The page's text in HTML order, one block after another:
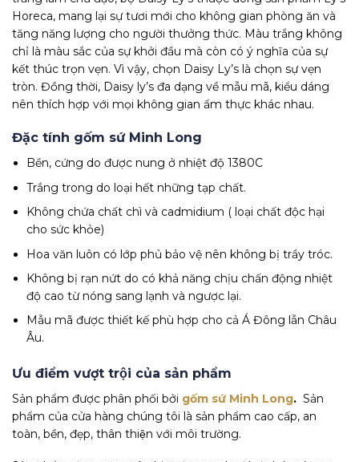
Horeca, mang lại sự tươi mới cho không gian phòng ăn và
tăng năng lượng cho người thưởng thức. Màu trắng không
chỉ là màu sắc của sự khởi đầu mà còn có ý nghĩa của sự
kết thúc trọn vẹn. Vì vậy, chọn Daisy Ly’s là chọn sự vẹn
tròn. Đồng thời, Daisy ly’s đa dạng về mẫu mã, kiểu dáng
nên thích hợp với mọi không gian ẩm thực khác nhau.
Đặc tính gốm sứ Minh Long
Bền, cứng do được nung ở nhiệt độ 1380C
Trắng trong do loại hết những tạp chất.
Không chứa chất chì và cadmidium ( loại chất độc hại
cho sức khỏe)
Hoa văn luôn có lớp phủ bảo vệ nên không bị trầy tróc.
Không bị rạn nứt do có khả năng chịu chấn động nhiệt
độ cao từ nóng sang lạnh và ngược lại.
Mẫu mã được thiết kế phù hợp cho cả Á Đông lẫn Châu
Âu.
Ưu điểm vượt trội của sản phẩm
Sản phẩm được phân phối bởi gốm sứ Minh Long. Sản
phẩm của cửa hàng chúng tôi là sản phẩm cao cấp, an
toàn, bền, đẹp, thân thiện với môi trường.